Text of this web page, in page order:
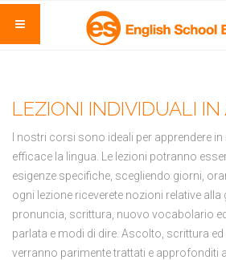
LEZIONI INDIVIDUALI IN
I nostri corsi sono ideali per apprendere
efficace la lingua. Le lezioni potranno
esigenze specifiche, scegliendo giorni,
ogni lezione riceverete nozioni relative
pronuncia, scrittura, nuovo vocabolario
parlata e modi di dire. Ascolto, scrittura
verranno parimente trattati e approfonditi